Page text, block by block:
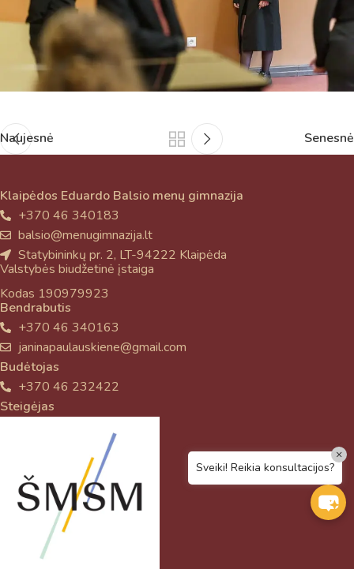
Naujesnė Senesnė
Klaipėdos Eduardo Balsio menų gimnazija
+370 46 340183
balsio@menugimnazija.lt
Statybininkų pr. 2, LT-94222 Klaipėda
Valstybės biudžetinė įstaiga
Kodas 190979923
Bendrabutis
+370 46 340163
janinapaulauskiene@gmail.com
Budėtojas
+370 46 232422
Steigėjas
Sveiki! Reikia konsultacijos?
×